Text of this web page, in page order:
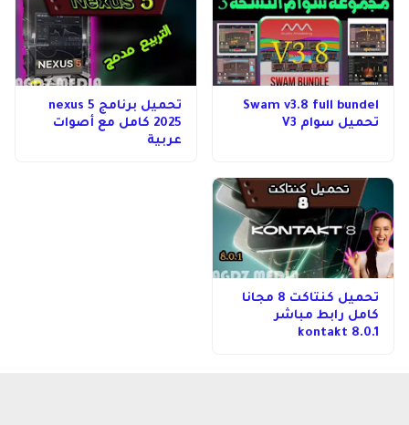
Swam v3.8 full bundel
تحميل سوام V3
تحميل برنامج nexus 5
2025 كامل مع أصوات
عربية
تحميل كنتاكت 8 مجانا
كامل رابط مباشر
kontakt 8.0.1